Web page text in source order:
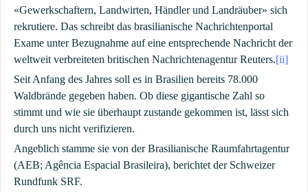
«Gewerkschaftern, Landwirten, Händler und Landräuber» sich
rekrutiere. Das schreibt das brasilianische Nachrichtenportal
Exame unter Bezugnahme auf eine entsprechende Nachricht der
weltweit verbreiteten britischen Nachrichtenagentur Reuters.[ii]
Seit Anfang des Jahres soll es in Brasilien bereits 78.000
Waldbrände gegeben haben. Ob diese gigantische Zahl so
stimmt und wie sie überhaupt zustande gekommen ist, lässt sich
durch uns nicht verifizieren.
Angeblich stamme sie von der Brasilianische Raumfahrtagentur
(AEB; Agência Espacial Brasileira), berichtet der Schweizer
Rundfunk SRF.